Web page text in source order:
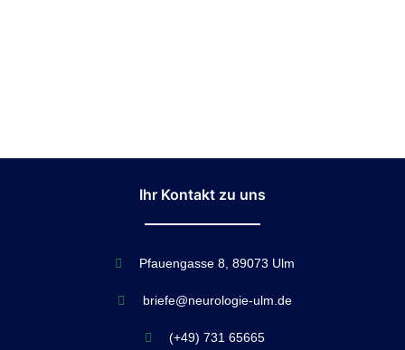
Ihr Kontakt zu uns
Pfauengasse 8, 89073 Ulm
briefe@neurologie-ulm.de
(+49) 731 65665